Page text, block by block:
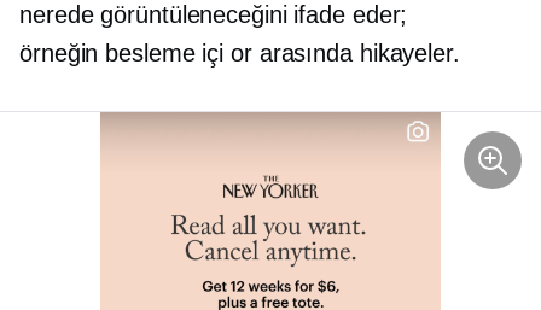
nerede görüntüleneceğini ifade eder;
örneğin besleme içi or arasındahikayeler.